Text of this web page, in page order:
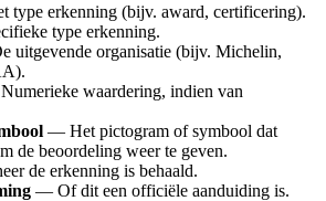
type erkenning (bijv. award, certificering).
type erkenning.
uitgevende organisatie (bijv. Michelin,
waardering, indien van
— Het pictogram of symbool dat
de beoordeling weer te geven.
de erkenning is behaald.
— Of dit een officiële aanduiding is.